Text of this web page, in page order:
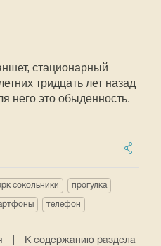
стационарный
тридцать лет назад
него это обыденность.
сокольники прогулка
телефон
К содержанию раздела